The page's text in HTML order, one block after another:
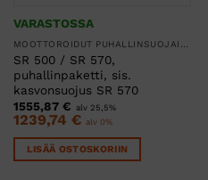
VARASTOSSA
SR 500 / SR 570,
puhallinpaketti, sis.
kasvonsuojus SR 570
1555,87 € alv 25,5%
1239,74 € alv 0%
LISÄÄ OSTOSKORIIN